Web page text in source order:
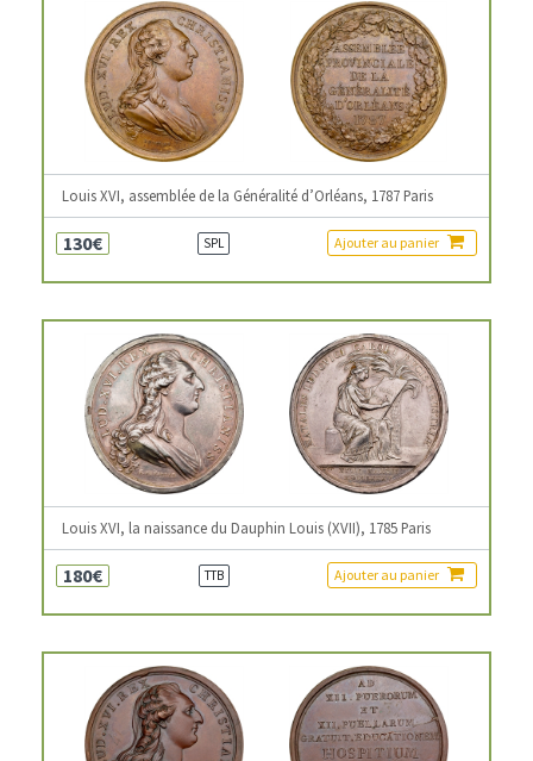
Louis XVI, assemblée de la Généralité d’Orléans, 1787 Paris
130€ SPL Ajouter au panier
Louis XVI, la naissance du Dauphin Louis (XVII), 1785 Paris
180€ TTB Ajouter au panier